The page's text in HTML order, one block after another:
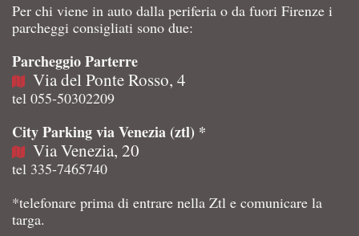
Per chi viene in auto dalla periferia o da fuori Firenze i
parcheggi consigliati sono due:
Parcheggio Parterre
Via del Ponte Rosso, 4
tel 055-50302209
City Parking via Venezia (ztl) *
Via Venezia, 20
tel 335-7465740
*telefonare prima di entrare nella Ztl e comunicare la
targa.